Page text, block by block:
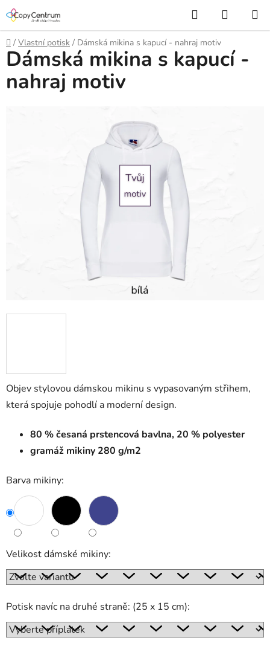
Přejít
na
obsah
Hledat
KOŠÍK
Domů
/ Vlastní potisk / Dámská mikina s kapucí - nahraj motiv
Objev stylovou dámskou mikinu s vypasovaným střihem,
která spojuje pohodlí a moderní design.
80 % česaná prstencová bavlna, 20 % polyester
gramáž mikiny 280 g/m2
Barva mikiny:
Velikost dámské mikiny:
Potisk navíc na druhé straně: (25 x 15 cm):
Dámská mikina s kapucí -
nahraj motiv